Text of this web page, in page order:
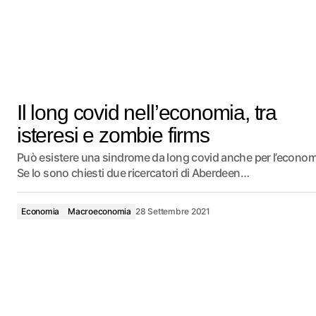
Il long covid nell’economia, tra
isteresi e zombie firms
Può esistere una sindrome da long covid anche per
Se lo sono chiesti due ricercatori di Aberdeen…
Economia Macroeconomia 28 Settembre 2021